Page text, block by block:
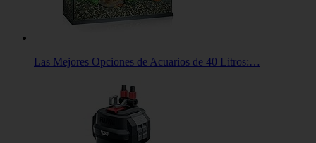
Las Mejores Opciones de Acuarios de 40 Litros:…